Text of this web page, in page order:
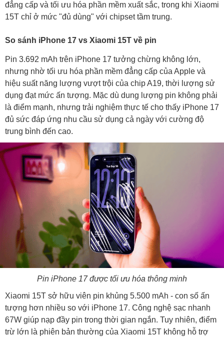
đẳng cấp và tối ưu hóa phần mềm xuất sắc, trong khi Xiaomi
15T chỉ ở mức "đủ dùng" với chipset tầm trung.
So sánh iPhone 17 vs Xiaomi 15T về pin
Pin 3.692 mAh trên iPhone 17 tưởng chừng không lớn,
nhưng nhờ tối ưu hóa phần mềm đẳng cấp của Apple và
hiệu suất năng lượng vượt trội của chip A19, thời lượng sử
dụng đạt mức ấn tượng. Mặc dù dung lượng pin không phải
là điểm mạnh, nhưng trải nghiệm thực tế cho thấy iPhone 17
đủ sức đáp ứng nhu cầu sử dụng cả ngày với cường độ
trung bình đến cao.
Pin iPhone 17 được tối ưu hóa thông minh
Xiaomi 15T sở hữu viên pin khủng 5.500 mAh - con số ấn
tượng hơn nhiều so với iPhone 17. Công nghệ sạc nhanh
67W giúp nạp đầy pin trong thời gian ngắn. Tuy nhiên, điểm
trừ lớn là phiên bản thường của Xiaomi 15T không hỗ trợ